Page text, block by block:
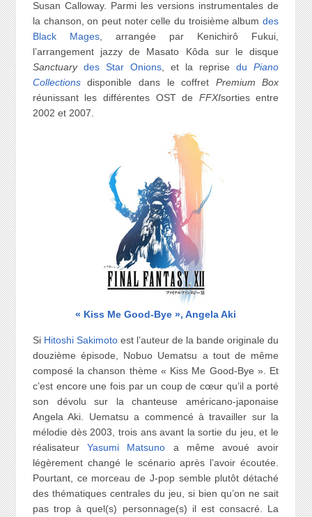
Susan Calloway. Parmi les versions instrumentales de
la chanson, on peut noter celle du troisième albumdes
Black Mages, arrangée par Kenichirô Fukui,
l’arrangement jazzy de Masato Kôda sur le disque
Sanctuary des Star Onions, et la repriseduPiano
Collectionsdisponible dans le coffret Premium Box
réunissant les différentes OST de FFXIsorties entre
2002 et 2007.
« Kiss Me Good-Bye », Angela Aki
Si Hitoshi Sakimotoest l’auteur de la bande originale du
douzième épisode, Nobuo Uematsu a tout de même
composé la chanson thème « Kiss Me Good-Bye ». Et
c’est encore une fois par un coup de cœur qu’il a porté
son dévolu sur la chanteuse américano-japonaise
Angela Aki. Uematsu a commencé à travailler sur la
mélodie dès 2003, trois ans avant la sortie du jeu, et le
réalisateurYasumi Matsuno a même avoué avoir
légèrement changé le scénario après l’avoir écoutée.
Pourtant, ce morceau de J-pop semble plutôt détaché
des thématiques centrales du jeu, si bien qu’on ne sait
pas trop à quel(s) personnage(s) il est consacré. La